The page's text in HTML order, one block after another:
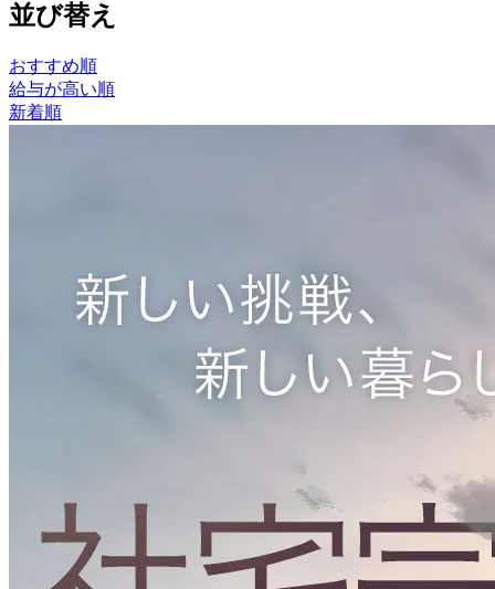
並び替え
おすすめ順
給与が高い順
新着順